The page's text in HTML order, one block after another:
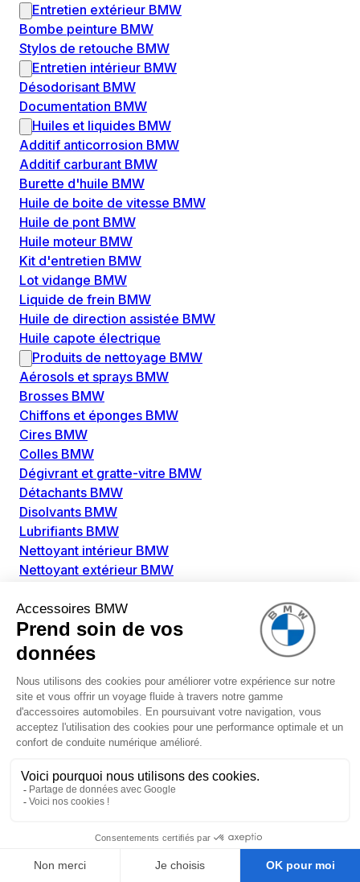
Entretien extérieur BMW
Bombe peinture BMW
Stylos de retouche BMW
Entretien intérieur BMW
Désodorisant BMW
Documentation BMW
Huiles et liquides BMW
Additif anticorrosion BMW
Additif carburant BMW
Burette d'huile BMW
Huile de boite de vitesse BMW
Huile de pont BMW
Huile moteur BMW
Kit d'entretien BMW
Lot vidange BMW
Liquide de frein BMW
Huile de direction assistée BMW
Huile capote électrique
Produits de nettoyage BMW
Aérosols et sprays BMW
Brosses BMW
Chiffons et éponges BMW
Cires BMW
Colles BMW
Dégivrant et gratte-vitre BMW
Détachants BMW
Disolvants BMW
Lubrifiants BMW
Nettoyant intérieur BMW
Nettoyant extérieur BMW
Alimentation Carburant BMW
Boitier papillon BMW
Faisceau de câble pour réservoir avec pompe
Injecteur BMW
Pompe à carburant BMW
Pompe diesel BMW
Allumage / Préchauffage BMW
Boitier de préchauffage BMW
Bougie de préchauffage BMW
Amortisseurs BMW
Amortisseur de vibrations BMW